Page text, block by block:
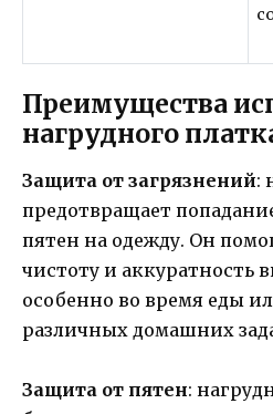
Преимущества
нагрудного
Защита от загрязнений:
предотвращает
пятен на одежду. Он
чистоту и аккуратность
особенно во время еды
различных домашних
Защита от пятен: